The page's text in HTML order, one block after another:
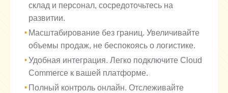
склад и персонал, сосредоточьтесь на
развитии.
Масштабирование без границ. Увеличивайте
объемы продаж, не беспокоясь о логистике.
Удобная интеграция. Легко подключите Cloud
Commerce к вашей платформе.
Полный контроль онлайн. Отслеживайте